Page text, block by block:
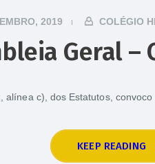
2019 COLÉGIO
Geral –
alínea c), dos Estatutos,
KEEP READING